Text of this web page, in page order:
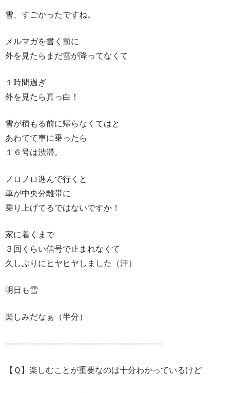
雪、すごかったですね。
メルマガを書く前に
外を見たらまだ雪が降ってなくて
１時間過ぎ
外を見たら真っ白！
雪が積もる前に帰らなくてはと
あわてて車に乗ったら
１６号は渋滞。
ノロノロ進んで行くと
車が中央分離帯に
乗り上げてるではないですか！
家に着くまで
３回くらい信号で止まれなくて
久しぶりにヒヤヒヤしました（汗）
明日も雪
楽しみだなぁ（半分）
———————————————————————–
【Ｑ】楽しむことが重要なのは十分わかっているけど